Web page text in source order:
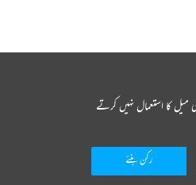
کا استعمال نہیں کرتے